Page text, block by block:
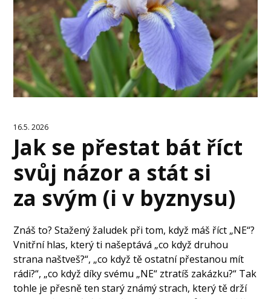
16.5. 2026
Jak se přestat bát říct
svůj názor a stát si
za svým (i v byznysu)
Znáš to? Stažený žaludek při tom, když máš říct „NE“?
Vnitřní hlas, který ti našeptává „co když druhou
strana naštveš?“, „co když tě ostatní přestanou mít
rádi?“, „co když díky svému „NE“ ztratíš zakázku?“ Tak
tohle je přesně ten starý známý strach, který tě drží